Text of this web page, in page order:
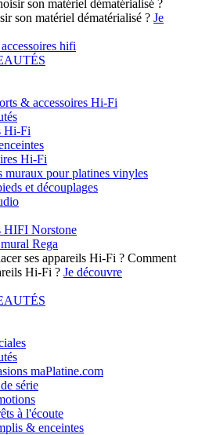
son matériel dématérialisé ? Je
hifi
& accessoires Hi-Fi
Hi-Fi
Hi-Fi
muraux pour platines vinyles
et découplages
HIFI Norstone
Rega
Comment
Hi-Fi ? Je découvre
maPlatine.com
série
à l'écoute
& enceintes